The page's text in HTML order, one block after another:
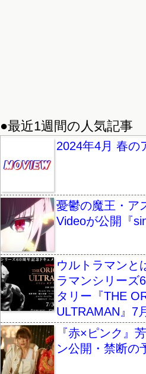
●最近1週間の人気記事
2024年4月 春の
憂鬱の魔王・ア
Videoが公開『
ウルトラマン
ラマンシリーズ
タリー『THE
ULTRAMAN』7
『赤×ピンク』
ン公開・禁断の